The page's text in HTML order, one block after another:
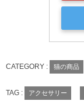
CATEGORY : 猫の商品
TAG : アクセサリー